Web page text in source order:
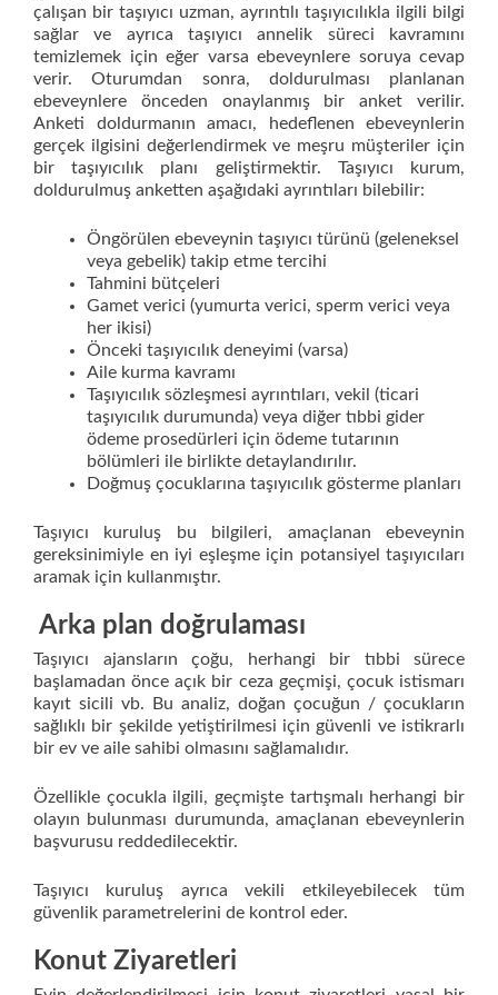
çalışan bir taşıyıcı uzman, ayrıntılı taşıyıcılıkla ilgili bilgi
sağlar ve ayrıca taşıyıcı annelik süreci kavramını
temizlemek için eğer varsa ebeveynlere soruya cevap
verir. Oturumdan sonra, doldurulması planlanan
ebeveynlere önceden onaylanmış bir anket verilir.
Anketi doldurmanın amacı, hedeflenen ebeveynlerin
gerçek ilgisini değerlendirmek ve meşru müşteriler için
bir taşıyıcılık planı geliştirmektir. Taşıyıcı kurum,
doldurulmuş anketten aşağıdaki ayrıntıları bilebilir:
Öngörülen ebeveynin taşıyıcı türünü (geleneksel
veya gebelik) takip etme tercihi
Tahmini bütçeleri
Gamet verici (yumurta verici, sperm verici veya
her ikisi)
Önceki taşıyıcılık deneyimi (varsa)
Aile kurma kavramı
Taşıyıcılık sözleşmesi ayrıntıları, vekil (ticari
taşıyıcılık durumunda) veya diğer tıbbi gider
ödeme prosedürleri için ödeme tutarının
bölümleri ile birlikte detaylandırılır.
Doğmuş çocuklarına taşıyıcılık gösterme planları
Taşıyıcı kuruluş bu bilgileri, amaçlanan ebeveynin
gereksinimiyle en iyi eşleşme için potansiyel taşıyıcıları
aramak için kullanmıştır.
Arka plan doğrulaması
Taşıyıcı ajansların çoğu, herhangi bir tıbbi sürece
başlamadan önce açık bir ceza geçmişi, çocuk istismarı
kayıt sicili vb. Bu analiz, doğan çocuğun / çocukların
sağlıklı bir şekilde yetiştirilmesi için güvenli ve istikrarlı
bir ev ve aile sahibi olmasını sağlamalıdır.
Özellikle çocukla ilgili, geçmişte tartışmalı herhangi bir
olayın bulunması durumunda, amaçlanan ebeveynlerin
başvurusu reddedilecektir.
Taşıyıcı kuruluş ayrıca vekili etkileyebilecek tüm
güvenlik parametrelerini de kontrol eder.
Konut Ziyaretleri